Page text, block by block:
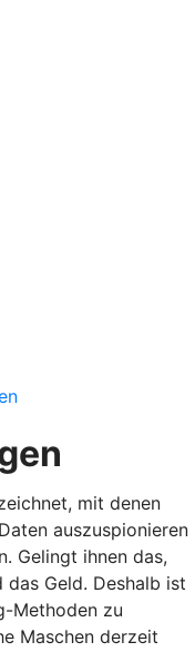
mit denen
auszuspionieren
Gelingt ihnen das,
Geld. Deshalb ist
Methoden zu
Maschen derzeit